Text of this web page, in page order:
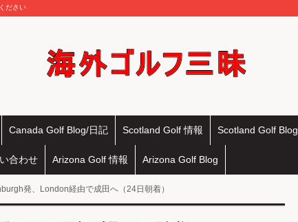
ださい
Canada Golf Blog/日記 Scotland Golf 情報 Scotland Golf Blog
合わせ Arizona Golf 情報 Arizona Golf Blog
発、London経由で成田へ（24日朝着）